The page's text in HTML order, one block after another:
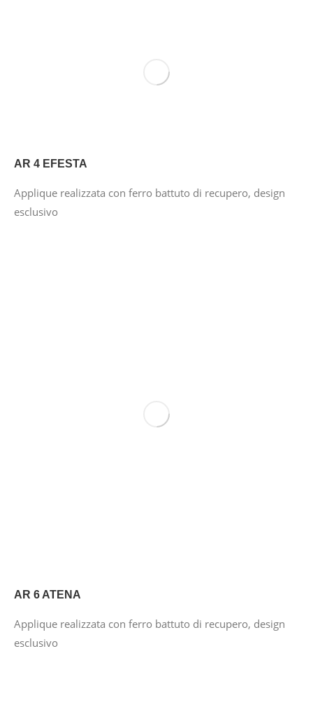
AR 4 EFESTA
Applique realizzata con ferro battuto di recupero, design
esclusivo
AR 6 ATENA
Applique realizzata con ferro battuto di recupero, design
esclusivo